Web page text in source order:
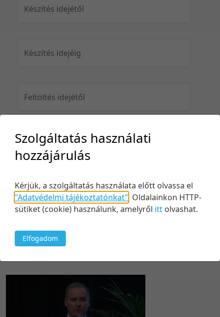
Készítés idejétől
Készítés idejéig
Feltöltés idejétől
Feltöltés idejéig
Keresés
Relevancia szerint
Kezdés/felvétel dátuma szerint
Kezdés/felvétel dátuma szerint
5 tétel/oldal
10 tétel/oldal
20 tétel/oldal
Szolgáltatás használati
hozzájárulás
Kérjük, a szolgáltatás használata előtt olvassa el
"Adatvédelmi tájékoztatónkat" Oldalainkon HTTP-
sütiket (cookie) használunk, amelyről itt olvashat.
Elfogadom